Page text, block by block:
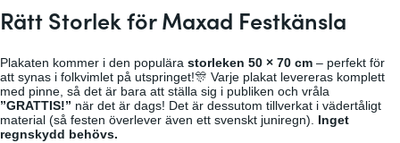
Rätt Storlek för Maxad Festkänsla
Plakaten kommer i den populära storleken 50 × 70 cm – perfekt för
att synas i folkvimlet på utspringet!🎊 Varje plakat levereras komplett
med pinne, så det är bara att ställa sig i publiken och vråla
”GRATTIS!” när det är dags! Det är dessutom tillverkat i väder­tåligt
material (så festen överlever även ett svenskt juniregn). Inget
regnskydd behövs.